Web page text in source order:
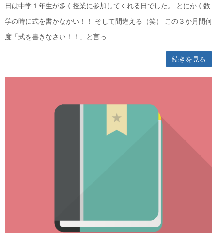
日は中学１年生が多く授業に参加してくれる日でした。 とにかく数
学の時に式を書かなかい！！ そして間違える（笑） この３か月間何
度「式を書きなさい！！」と言っ ...
続きを見る